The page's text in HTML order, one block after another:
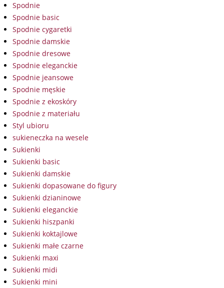
Spodnie
Spodnie basic
Spodnie cygaretki
Spodnie damskie
Spodnie dresowe
Spodnie eleganckie
Spodnie jeansowe
Spodnie męskie
Spodnie z ekoskóry
Spodnie z materiału
Styl ubioru
sukieneczka na wesele
Sukienki
Sukienki basic
Sukienki damskie
Sukienki dopasowane do figury
Sukienki dzianinowe
Sukienki eleganckie
Sukienki hiszpanki
Sukienki koktajlowe
Sukienki małe czarne
Sukienki maxi
Sukienki midi
Sukienki mini